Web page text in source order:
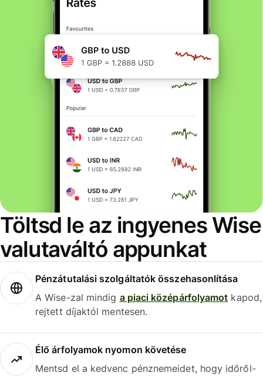
Töltsd le az ingyenes Wise
valutaváltó appunkat
Pénzátutalási szolgáltatók összehasonlítása
A Wise-zal mindig a piaci középárfolyamot kapod,
rejtett díjaktól mentesen.
Élő árfolyamok nyomon követése
Mentsd el a kedvenc pénznemeidet, hogy időről-